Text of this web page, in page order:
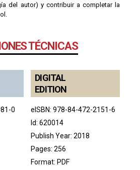
del autor) y contribuir a completar la
TÉCNICAS
0
DIGITAL
EDITION
eISBN: 978-84-472-2151-6
Id: 620014
Publish Year: 2018
Pages: 256
Format: PDF